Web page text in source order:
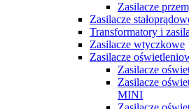
Zasilacze
Zasilacze
Transformatory i
Zasilacze wtyczkowe
Zasilacze
Zasilacze
Zasilacze
MINI